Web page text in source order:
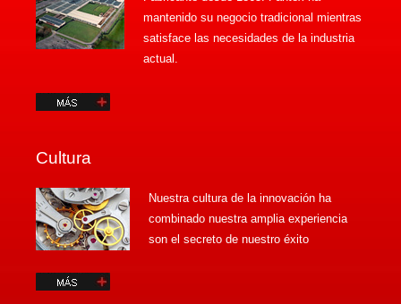
mantenido su negocio tradicional mientras
satisface las necesidades de la industria
actual.
Cultura
Nuestra cultura de la innovación ha
combinado nuestra amplia experiencia
son el secreto de nuestro éxito